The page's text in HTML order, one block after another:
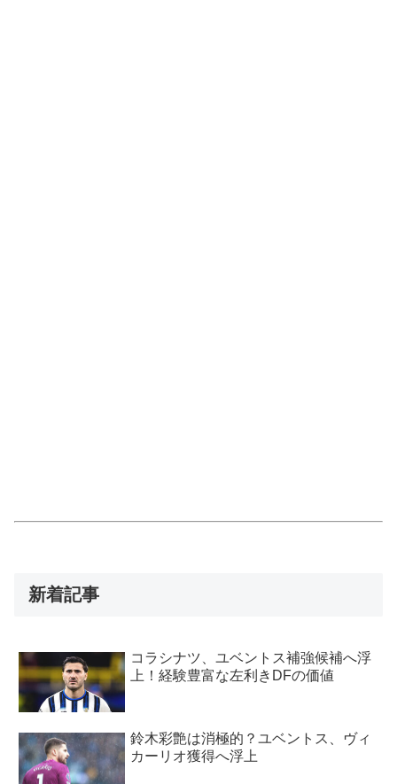
新着記事
コラシナツ、ユベントス補強候補へ浮
上！経験豊富な左利きDFの価値
鈴木彩艶は消極的？ユベントス、ヴィ
カーリオ獲得へ浮上